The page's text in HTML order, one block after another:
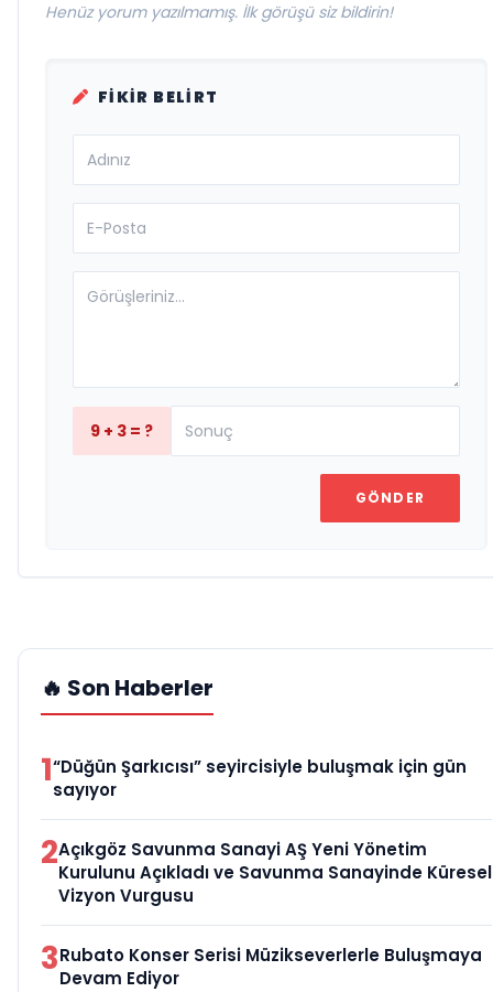
Henüz yorum yazılmamış. İlk görüşü siz bildirin!
FIKIR BELIRT
9 + 3 = ?
GÖNDER
🔥 Son Haberler
1“Düğün Şarkıcısı” seyircisiyle buluşmak için gün
sayıyor
2Açıkgöz Savunma Sanayi AŞ Yeni Yönetim
Kurulunu Açıkladı ve Savunma Sanayinde Küresel
Vizyon Vurgusu
3Rubato Konser Serisi Müzikseverlerle Buluşmaya
Devam Ediyor